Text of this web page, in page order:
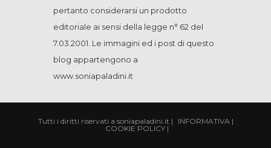
pertanto considerarsi un prodotto
editoriale ai sensi della legge n° 62 del
7.03.2001. Le immagini ed i post di questo
blog appartengono a
www.soniapaladini.it
Tutti i diritti riservati a soniapaladini.it | INFORMATIVA|
COOKIE POLICY |